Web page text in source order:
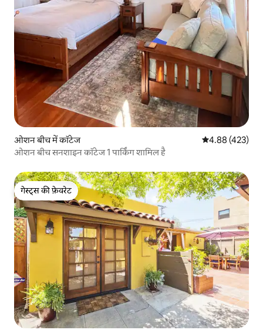
ओशन बीच में कॉटेज औसत रेटिंग 5 में से
4.88 (423)
ओशन बीच सनशाइन कॉटेज 1 पार्किंग शामिल है
गेस्ट्स की फ़ेवरेट
गेस्ट्स की फ़ेवरेट